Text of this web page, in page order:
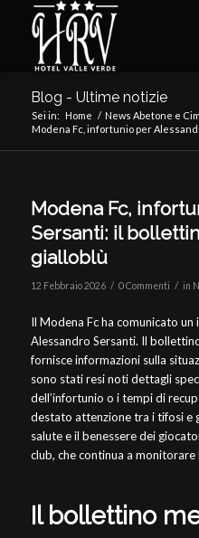
Blog - Ultime notizie
Sei in: Home / News Abetone e
Modena Fc, infortunio per
Modena Fc,
Sersanti: il
gialloblù
12 Febbraio 2026 / 0 Commenti / in
Il Modena Fc ha comunicato
Alessandro Sersanti. Il
fornisce informazioni sulla
sono stati resi noti dettagli
dell’infortunio o i tempi di
destato attenzione tra i tifosi e
salute e il benessere dei
club, che continua a
Il bollettino